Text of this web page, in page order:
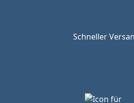
Schneller